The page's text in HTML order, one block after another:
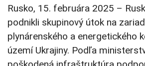
Rusko, 15. februára 2025 –
podnikli skupinový útok na
plynárenského a energetického
území Ukrajiny. Podľa